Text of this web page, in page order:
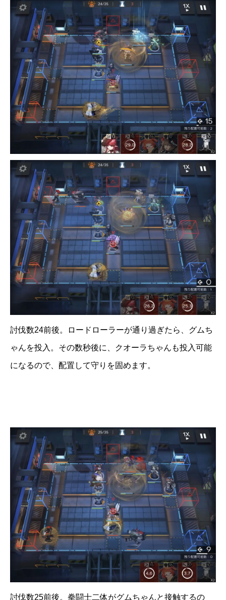
討伐数24前後。ロードローラーが通り過ぎたら、グムち
ゃんを投入。その数秒後に、クオーラちゃんも投入可能
になるので、配置して守りを固めます。
討伐数25前後。拳闘士二体がグムちゃんと接触するの